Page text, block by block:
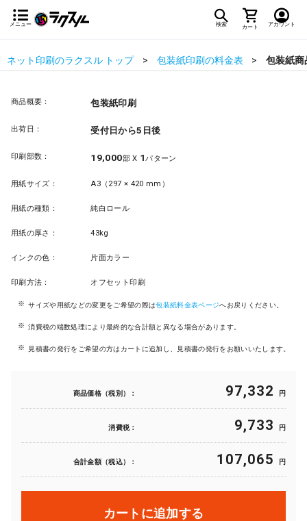
メニュー 検索 カート アカウント
ネット印刷のラクスル トップ 包装紙印刷の料金表 包装紙商
商品概要： 包装紙印刷
出荷日： 受付日から5日後
印刷部数： 19,000部 X 1パターン
用紙サイズ： A3（297 × 420 mm）
用紙の種類： 純白ロール
用紙の厚さ： 43kg
インクの色： 片面カラー
印刷方法： オフセット印刷
サイズや用紙などの変更をご希望の際は包装紙料金表ページへお戻りください。
消費税の端数処理により最終的な合計額と異なる場合があります。
見積書の発行をご希望の方はカートに追加し、見積書の発行をお願いいたします。
商品価格（税別）： 97,332 円
消費税： 9,733 円
合計金額（税込）： 107,065 円
カートに追加する